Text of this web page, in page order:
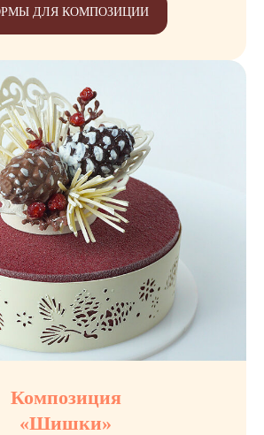
ДЛЯ КОМПОЗИЦИИ
Композиция
«Шишки»